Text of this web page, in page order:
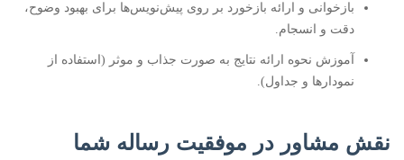
بازخوانی و ارائه بازخورد بر روی پیش‌نویس‌ها برای بهبود وضوح،
دقت و انسجام.
آموزش نحوه ارائه نتایج به صورت جذاب و موثر (استفاده از
نمودارها و جداول).
نقش مشاور در موفقیت رساله شما